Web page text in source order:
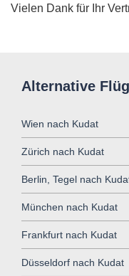
Vielen Dank für Ihr
Alternative
Wien nach Kudat
Zürich nach Kudat
Berlin, Tegel nach
München nach Kudat
Frankfurt nach Kudat
Düsseldorf nach Kudat